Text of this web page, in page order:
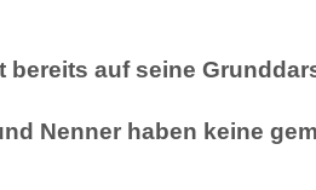
bereits auf seine
Nenner haben keine